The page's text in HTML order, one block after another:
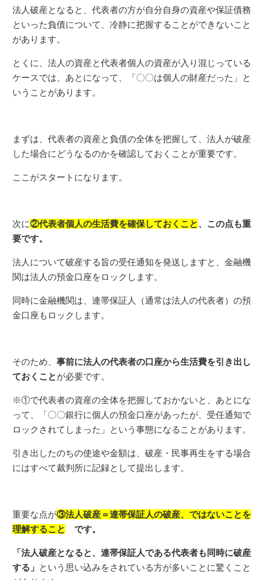
法人破産となると、代表者の方が自分自身の資産や保証債務
といった負債について、冷静に把握することができないこと
があります。
とくに、法人の資産と代表者個人の資産が入り混じっている
ケースでは、あとになって、「〇〇は個人の財産だった」と
いうことがあります。
まずは、代表者の資産と負債の全体を把握して、法人が破産
した場合にどうなるのかを確認しておくことが重要です。
ここがスタートになります。
次に②代表者個人の生活費を確保しておくこと、この点も重
要です。
法人について破産する旨の受任通知を発送しますと、金融機
関は法人の預金口座をロックします。
同時に金融機関は、連帯保証人（通常は法人の代表者）の預
金口座もロックします。
そのため、事前に法人の代表者の口座から生活費を引き出し
ておくことが必要です。
※①で代表者の資産の全体を把握しておかないと、あとにな
って、「〇〇銀行に個人の預金口座があったが、受任通知で
ロックされてしまった」という事態になることがあります。
引き出したのちの使途や金額は、破産・民事再生をする場合
にはすべて裁判所に記録として提出します。
重要な点が③法人破産＝連帯保証人の破産、ではないことを
理解すること
です。
「法人破産となると、連帯保証人である代表者も同時に破産
する」 という思い込みをされている方が多いことに驚くこと